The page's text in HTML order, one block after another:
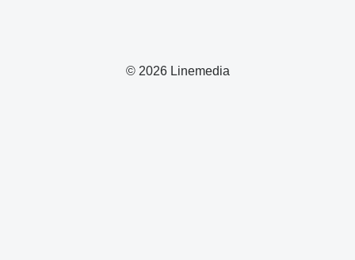
© 2026 Linemedia